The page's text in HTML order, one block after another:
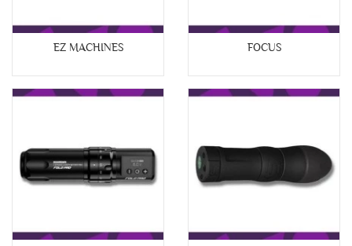
EZ MACHINES FOCUS